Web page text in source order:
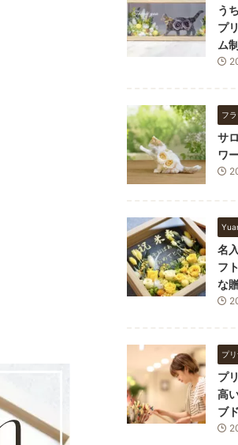
う
プ
ム
フ
サ
ワ
名
フ
な
プ
プ
高
ブ